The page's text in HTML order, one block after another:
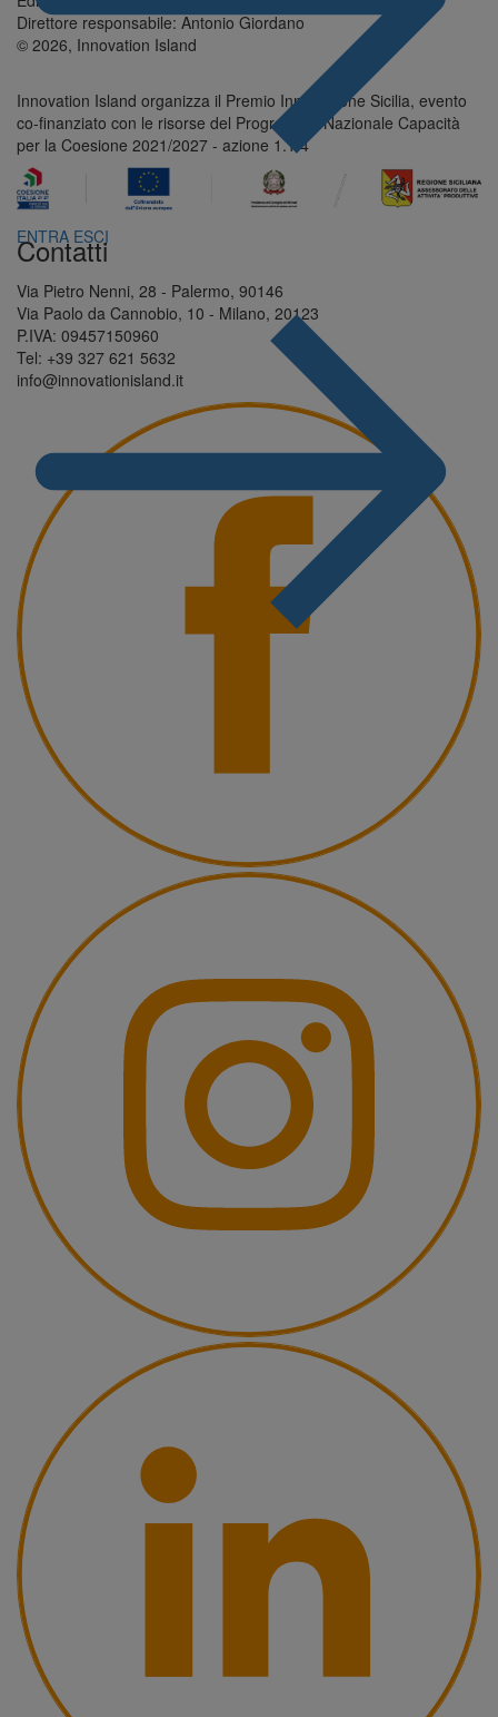
ENTRA ESCI
Direttore responsabile: Antonio Giordano
© 2026, Innovation Island
Innovation Island organizza il Premio Innovazione Sicilia, evento
co-finanziato con le risorse del Programma Nazionale Capacità
per la Coesione 2021/2027 - azione 1.1.4
Contatti
Via Pietro Nenni, 28 - Palermo, 90146
Via Paolo da Cannobio, 10 - Milano, 20123
P.IVA: 09457150960
Tel: +39 327 621 5632
info@innovationisland.it